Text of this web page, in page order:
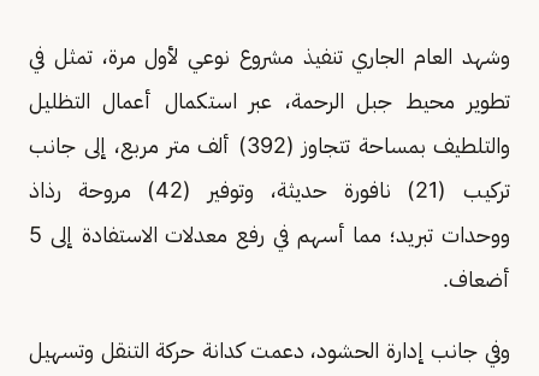
وشهد العام الجاري تنفيذ مشروع نوعي لأول مرة، تمثل في
تطوير محيط جبل الرحمة، عبر استكمال أعمال التظليل
والتلطيف بمساحة تتجاوز (392) ألف متر مربع، إلى جانب
تركيب (21) نافورة حديثة، وتوفير (42) مروحة رذاذ
ووحدات تبريد؛ مما أسهم في رفع معدلات الاستفادة إلى 5
أضعاف.
وفي جانب إدارة الحشود، دعمت كدانة حركة التنقل وتسهيل